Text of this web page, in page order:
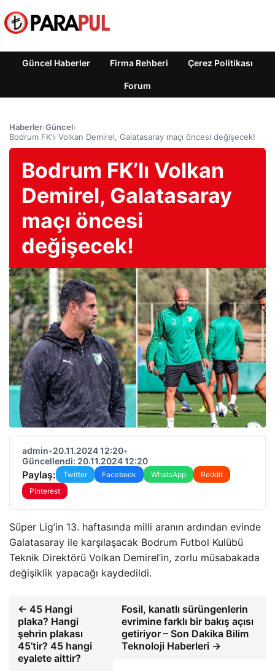
Güncel Haberler Firma Rehberi Çerez Politikası
Forum
Haberler›Güncel›
Bodrum FK’lı Volkan Demirel, Galatasaray maçı öncesi değişecek!
Bodrum FK’lı Volkan
Demirel, Galatasaray
maçı öncesi
değişecek!
admin•20.11.2024 12:20•
Güncellendi: 20.11.2024 12:20
Paylaş: Twitter Facebook WhatsApp
Reddit
Pinterest
Süper Lig’in 13. haftasında milli aranın ardından evinde
Galatasaray ile karşılaşacak Bodrum Futbol Kulübü
Teknik Direktörü Volkan Demirel’in, zorlu müsabakada
değişiklik yapacağı kaydedildi.
← 45 Hangi
plaka? Hangi
şehrin plakası
45’tir? 45 hangi
eyalete aittir?
Fosil, kanatlı sürüngenlerin
evrimine farklı bir bakış açısı
getiriyor – Son Dakika Bilim
Teknoloji Haberleri →